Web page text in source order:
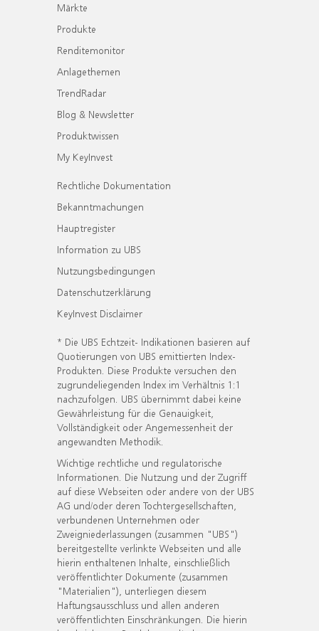
Märkte
Produkte
Renditemonitor
Anlagethemen
TrendRadar
Blog & Newsletter
Produktwissen
My KeyInvest
Rechtliche Dokumentation
Bekanntmachungen
Hauptregister
Information zu UBS
Nutzungsbedingungen
Datenschutzerklärung
KeyInvest Disclaimer
* Die UBS Echtzeit- Indikationen basieren auf
Quotierungen von UBS emittierten Index-
Produkten. Diese Produkte versuchen den
zugrundeliegenden Index im Verhältnis 1:1
nachzufolgen. UBS übernimmt dabei keine
Gewährleistung für die Genauigkeit,
Vollständigkeit oder Angemessenheit der
angewandten Methodik.
Wichtige rechtliche und regulatorische
Informationen. Die Nutzung und der Zugriff
auf diese Webseiten oder andere von der UBS
AG und/oder deren Tochtergesellschaften,
verbundenen Unternehmen oder
Zweigniederlassungen (zusammen "UBS")
bereitgestellte verlinkte Webseiten und alle
hierin enthaltenen Inhalte, einschließlich
veröffentlichter Dokumente (zusammen
"Materialien"), unterliegen diesem
Haftungsausschluss und allen anderen
veröffentlichten Einschränkungen. Die hierin